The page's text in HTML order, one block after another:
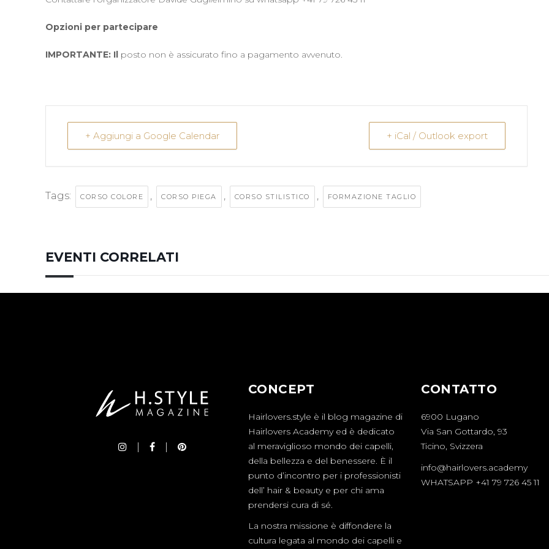
Opzioni per partecipare
IMPORTANTE: Il posto non è assicurato fino a pagamento avvenuto.
+ Aggiungi a Google Calendar + iCal / Outlook export
Tags: CORSO COLORE , CORSO PIEGA , CORSO STILISTICO , FORMAZIONE TAGLIO
EVENTI CORRELATI
CONCEPT
Hairlovers.style è il blog magazine di
Hairlovers Academy ed è dedicato
al meraviglioso mondo dei capelli,
della bellezza e del benessere. È il
punto d’incontro per i professionisti
dell’ hair & beauty e per chi ama
prendersi cura di sé.
La nostra missione è diffondere la
cultura legata al mondo dei capelli e
CONTATTO
6900 Lugano
Via San Gottardo, 93
Ticino, Svizzera
info@hairlovers.academy
WHATSAPP +41 79 726 45 11